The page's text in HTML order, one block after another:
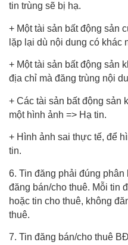
tin trùng sẽ bị hạ.
+ Một tài sản bất động sản
lặp lại dù nội dung có khác
+ Một tài sản bất động sản
địa chỉ mà đăng trùng nội
+ Các tài sản bất động sản
một hình ảnh => Hạ tin.
+ Hình ảnh sai thực tế, để
tin.
6. Tin đăng phải đúng
đăng bán/cho thuê. Mỗi tin
hoặc tin cho thuê, không
thuê.
7. Tin đăng bán/cho thuê